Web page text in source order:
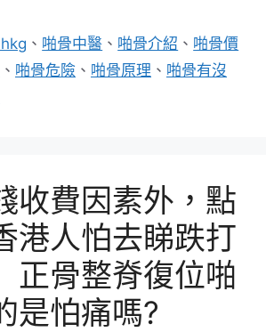
、 啪骨中醫 、 啪骨介紹 、 啪骨價
、 啪骨危險 、 啪骨原理 、 啪骨有沒
收費因素外，點
港人怕去睇跌打
正骨整脊復位啪
是怕痛嗎?